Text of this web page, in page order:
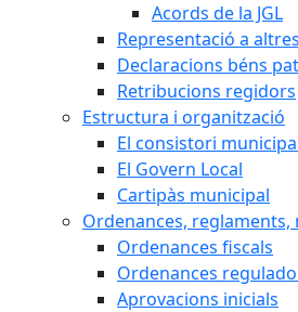
Acords de la JGL
Representació a
Declaracions béns
Retribucions regidors
Estructura i organització
El consistori
El Govern Local
Cartipàs municipal
Ordenances,
Ordenances fiscals
Ordenances
Aprovacions inicials